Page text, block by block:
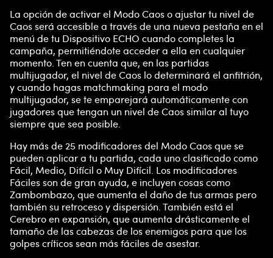
La opción de activar el Modo Caos o ajustar tu nivel de
Caos será accesible a través de una nueva pestaña en el
menú de tu Dispositivo ECHO cuando completes la
campaña, permitiéndote acceder a ella en cualquier
momento. Ten en cuenta que, en las partidas
multijugador, el nivel de Caos lo determinará el anfitrión,
y cuando hagas matchmaking para el modo
multijugador, se te emparejará automáticamente con
jugadores que tengan un nivel de Caos similar al tuyo
siempre que sea posible.
Hay más de 25 modificadores del Modo Caos que se
pueden aplicar a tu partida, cada uno clasificado como
Fácil, Medio, Difícil o Muy Difícil. Los modificadores
Fáciles son de gran ayuda, e incluyen cosas como
Zambombazo, que aumenta el daño de tus armas pero
también su retroceso y dispersión. También está el
Cerebro en expansión, que aumenta drásticamente el
tamaño de las cabezas de los enemigos para que los
golpes críticos sean más fáciles de asestar.